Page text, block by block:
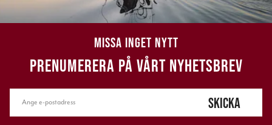
MISSA INGET NYTT
PRENUMERERA PÅ VÅRT NYHETSBREV
SKICKA